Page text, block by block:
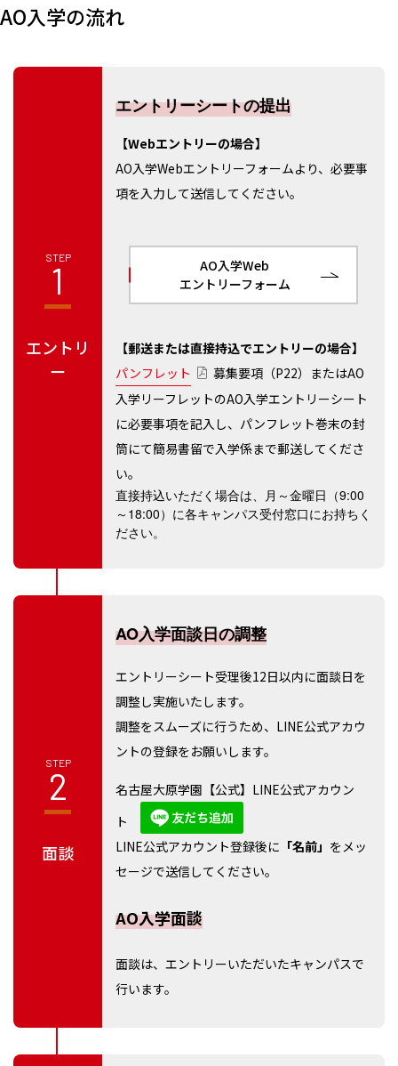
AO入学の流れ
STEP
1
エントリ
ー
エントリーシートの提出
【Webエントリーの場合】
AO入学Webエントリーフォームより、必要事
項を入力して送信してください。
AO入学Web
エントリーフォーム
【郵送または直接持込でエントリーの場合】
パンフレット
募集要項（P22）またはAO
入学リーフレットのAO入学エントリーシート
に必要事項を記入し、パンフレット巻末の封
筒にて簡易書留で入学係まで郵送してくださ
い。
直接持込いただく場合は、月～金曜日（9:00
～18:00）に各キャンパス受付窓口にお持ちく
ださい。
STEP
2
面談
AO入学面談日の調整
エントリーシート受理後12日以内に面談日を
調整し実施いたします。
調整をスムーズに行うため、LINE公式アカウ
ントの登録をお願いします。
名古屋大原学園【公式】LINE公式アカウン
ト
LINE公式アカウント登録後に 「名前」 をメッ
セージで送信してください。
AO入学面談
面談は、エントリーいただいたキャンパスで
行います。